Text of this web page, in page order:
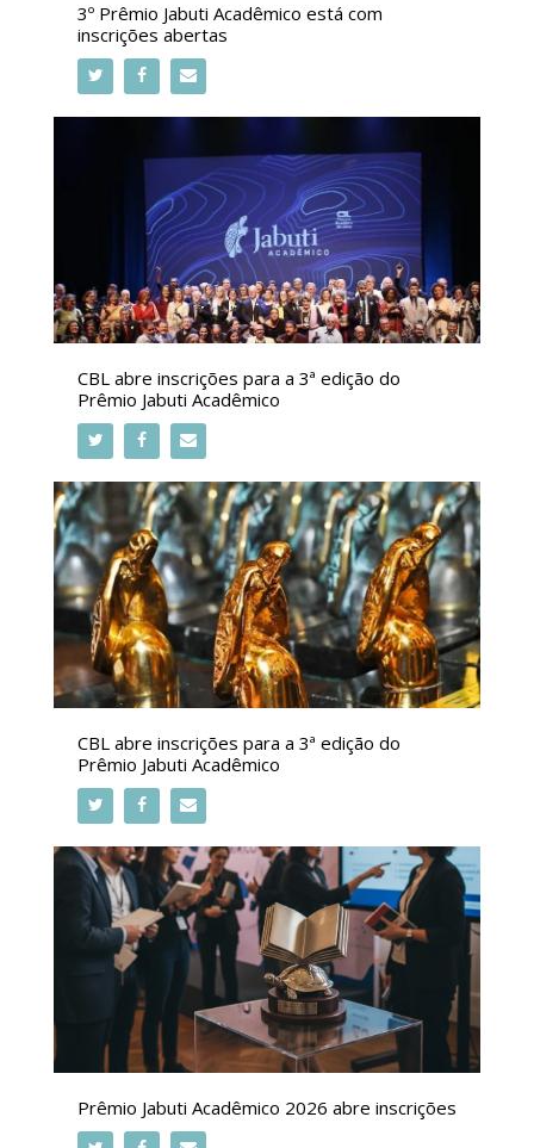
3º Prêmio Jabuti Acadêmico está com
inscrições abertas
CBL abre inscrições para a 3ª edição do
Prêmio Jabuti Acadêmico
CBL abre inscrições para a 3ª edição do
Prêmio Jabuti Acadêmico
Prêmio Jabuti Acadêmico 2026 abre inscrições